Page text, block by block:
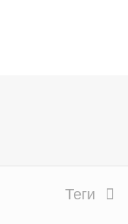
Теги